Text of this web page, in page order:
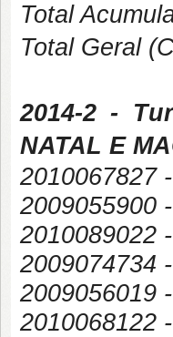
Total
Total Geral
2014-2-
NATAL E
2010067827
2009055900
2010089022
2009074734
2009056019
2010068122